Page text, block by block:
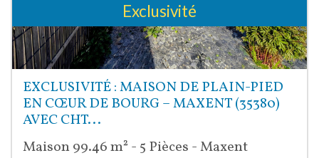
Exclusivité
EXCLUSIVITÉ : MAISON DE PLAIN-PIED
EN CŒUR DE BOURG – MAXENT (35380)
AVEC CHT...
Maison 99.46 m² - 5 Pièces - Maxent